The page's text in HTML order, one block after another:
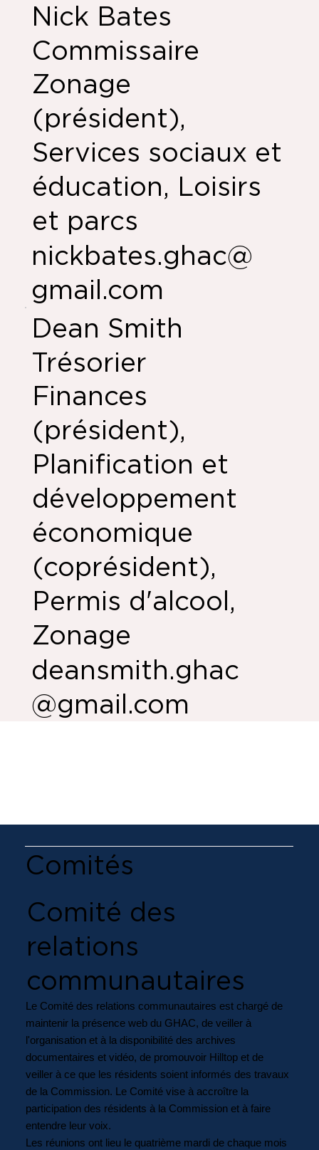
Comités
Comité des
relations
communautaires
Le Comité des relations communautaires est chargé de
maintenir la présence web du GHAC, de veiller à
l'organisation et à la disponibilité des archives
documentaires et vidéo, de promouvoir Hilltop et de
veiller à ce que les résidents soient informés des travaux
de la Commission. Le Comité vise à accroître la
participation des résidents à la Commission et à faire
entendre leur voix.
Les réunions ont lieu le quatrième mardi de chaque mois
Nick Bates
Commissaire
Zonage
(président),
Services sociaux et
éducation, Loisirs
et parcs
nickbates.ghac@
gmail.com
Dean Smith
Trésorier
Finances
(président),
Planification et
développement
économique
(coprésident),
Permis d'alcool,
Zonage
deansmith.ghac
@gmail.com